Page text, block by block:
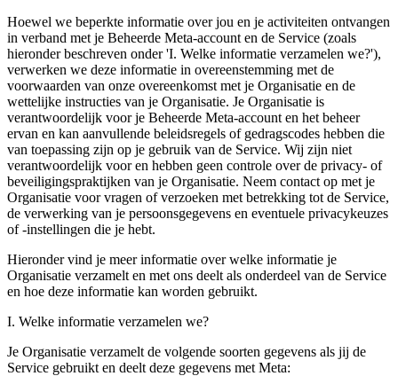
Hoewel we beperkte informatie over jou en je activiteiten ontvangen
in verband met je Beheerde Meta-account en de Service (zoals
hieronder beschreven onder 'I. Welke informatie verzamelen we?'),
verwerken we deze informatie in overeenstemming met de
voorwaarden van onze overeenkomst met je Organisatie en de
wettelijke instructies van je Organisatie. Je Organisatie is
verantwoordelijk voor je Beheerde Meta-account en het beheer
ervan en kan aanvullende beleidsregels of gedragscodes hebben die
van toepassing zijn op je gebruik van de Service. Wij zijn niet
verantwoordelijk voor en hebben geen controle over de privacy- of
beveiligingspraktijken van je Organisatie. Neem contact op met je
Organisatie voor vragen of verzoeken met betrekking tot de Service,
de verwerking van je persoonsgegevens en eventuele privacykeuzes
of -instellingen die je hebt.
Hieronder vind je meer informatie over welke informatie je
Organisatie verzamelt en met ons deelt als onderdeel van de Service
en hoe deze informatie kan worden gebruikt.
I. Welke informatie verzamelen we?
Je Organisatie verzamelt de volgende soorten gegevens als jij de
Service gebruikt en deelt deze gegevens met Meta: